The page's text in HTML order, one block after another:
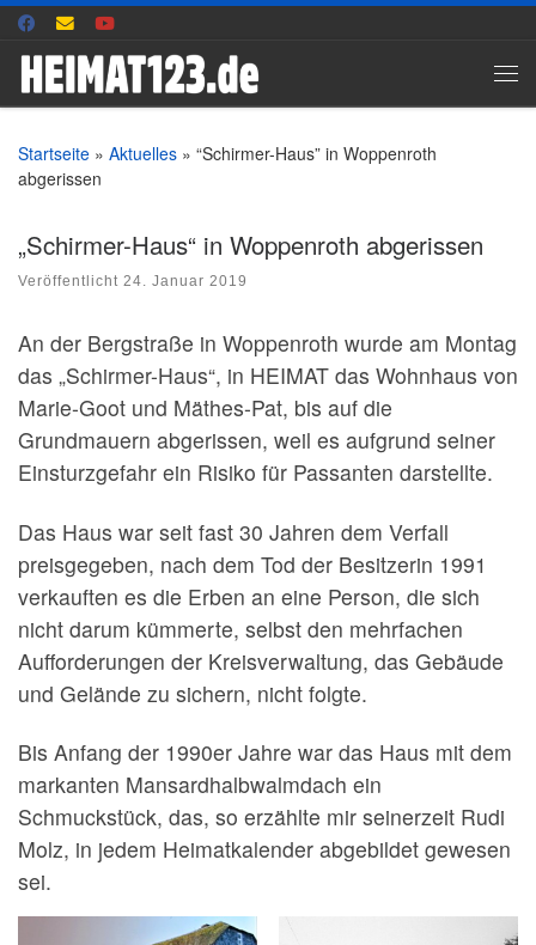
Zum Inhalt springen
Startseite » Aktuelles » “Schirmer-Haus” in Woppenroth
abgerissen
„Schirmer-Haus“ in Woppenroth abgerissen
Veröffentlicht 24. Januar 2019
An der Bergstraße in Woppenroth wurde am Montag
das „Schirmer-Haus“, in HEIMAT das Wohnhaus von
Marie-Goot und Mäthes-Pat, bis auf die
Grundmauern abgerissen, weil es aufgrund seiner
Einsturzgefahr ein Risiko für Passanten darstellte.
Das Haus war seit fast 30 Jahren dem Verfall
preisgegeben, nach dem Tod der Besitzerin 1991
verkauften es die Erben an eine Person, die sich
nicht darum kümmerte, selbst den mehrfachen
Aufforderungen der Kreisverwaltung, das Gebäude
und Gelände zu sichern, nicht folgte.
Bis Anfang der 1990er Jahre war das Haus mit dem
markanten Mansardhalbwalmdach ein
Schmuckstück, das, so erzählte mir seinerzeit Rudi
Molz, in jedem Heimatkalender abgebildet gewesen
sei.